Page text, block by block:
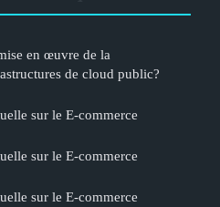
en œuvre de la
de cloud public?
sur le E-commerce
sur le E-commerce
sur le E-commerce